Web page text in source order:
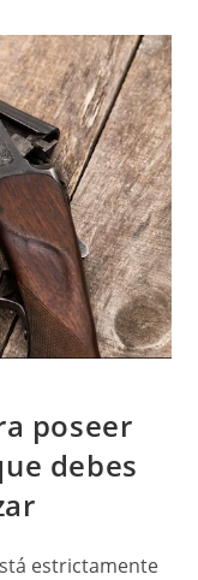
poseer
debes
estrictamente